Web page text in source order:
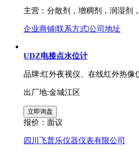
主营：分散剂，增稠剂，润湿剂
企业商铺|联系方式|公司地址
UDZ电接点水位计
品牌:红外夜视仪、在线红外热像
出厂地:金城江区
报价： 面议
四川飞普乐仪器仪表有限公司